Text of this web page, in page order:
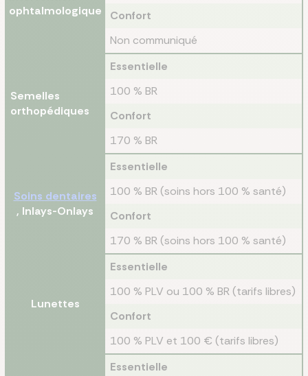
ophtalmologique
Confort
Non communiqué
Semelles
orthopédiques
Essentielle
100 % BR
Confort
170 % BR
Soins dentaires
, Inlays-Onlays
Essentielle
100 % BR (soins hors 100 % santé)
Confort
170 % BR (soins hors 100 % santé)
Lunettes
Essentielle
100 % PLV ou 100 % BR (tarifs libres)
Confort
100 % PLV et 100 € (tarifs libres)
Essentielle